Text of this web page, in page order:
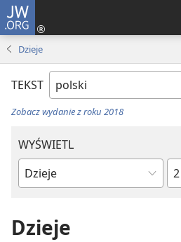
JW.ORG
Dzieje
TEKST
Zobacz wydanie z roku 2018
WYŚWIETL
według
biblijnych
Dzieje